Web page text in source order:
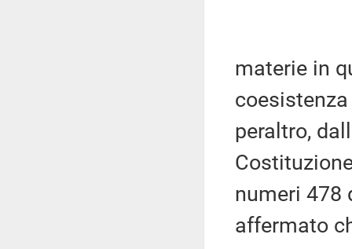
materie in
peraltro,
numeri 478
affermato